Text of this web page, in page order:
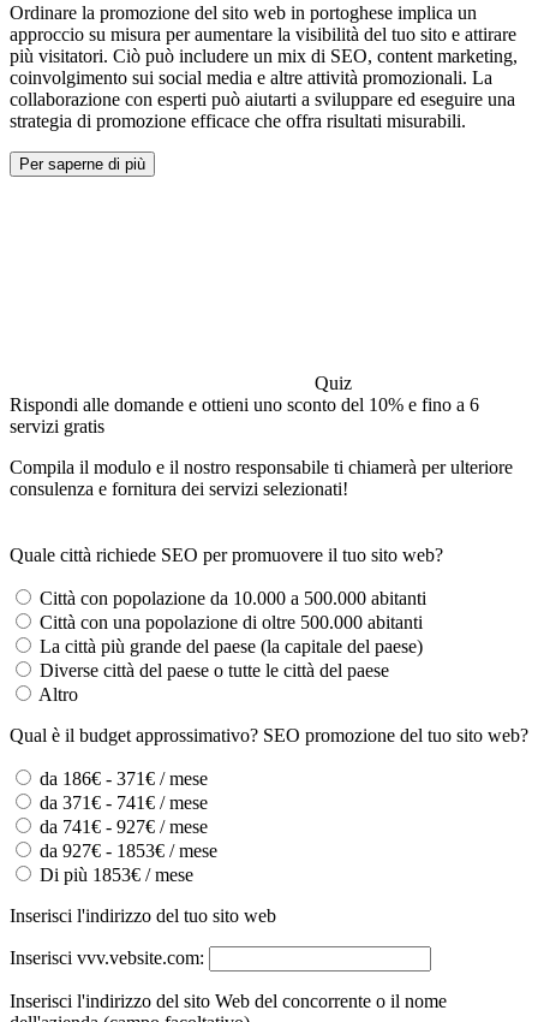
Ordinare la promozione del sito web in portoghese implica un
approccio su misura per aumentare la visibilità del tuo sito e attirare
più visitatori. Ciò può includere un mix di SEO, content marketing,
coinvolgimento sui social media e altre attività promozionali. La
collaborazione con esperti può aiutarti a sviluppare ed eseguire una
strategia di promozione efficace che offra risultati misurabili.
Per saperne di più
Quiz
Rispondi alle domande e ottieni uno sconto del 10% e fino a 6
servizi gratis
Compila il modulo e il nostro responsabile ti chiamerà per ulteriore
consulenza e fornitura dei servizi selezionati!
Quale città richiede SEO per promuovere il tuo sito web?
Città con popolazione da 10.000 a 500.000 abitanti
Città con una popolazione di oltre 500.000 abitanti
La città più grande del paese (la capitale del paese)
Diverse città del paese o tutte le città del paese
Altro
Qual è il budget approssimativo? SEO promozione del tuo sito web?
da 186€ - 371€ / mese
da 371€ - 741€ / mese
da 741€ - 927€ / mese
da 927€ - 1853€ / mese
Di più 1853€ / mese
Inserisci l'indirizzo del tuo sito web
Inserisci vvv.vebsite.com:
Inserisci l'indirizzo del sito Web del concorrente o il nome